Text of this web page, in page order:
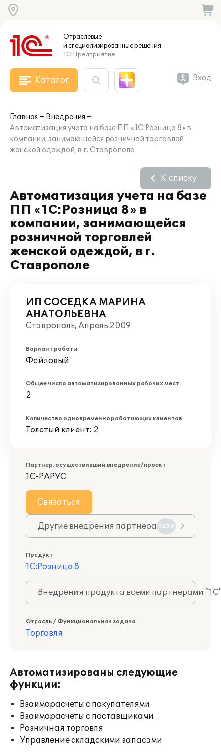
Отраслевые
и специализированныерешения
1С:Предприятие
Каталог Вход
Главная
Внедрения
Автоматизация учета на базе ПП «1С:Розница 8» в
компании, занимающейся розничной торговлей
женской одеждой, в г. Ставрополе
Автоматизация учета на базе
ПП «1С:Розница 8» в
компании, занимающейся
розничной торговлей
женской одеждой, в г.
Ставрополе
К списку
ИП СОСЕДКА МАРИНА
АНАТОЛЬЕВНА
Ставрополь, Апрель 2009
Вариант работы
Файловый
Общее число автоматизированных рабочих мест
2
Количество одновременно работающих клиентов
Толстый клиент: 2
Партнер, осуществивший внедрение/проект
1С-РАРУС
Связаться
Другие внедрения партнера 5250
Продукт
1С:Розница 8
Внедрения продукта всеми партнерами
Отрасль / Функциональная задача
Торговля
Автоматизированы следующие
функции:
Взаиморасчеты с покупателями
Взаиморасчеты с поставщиками
Розничная торговля
Управление складскими запасами